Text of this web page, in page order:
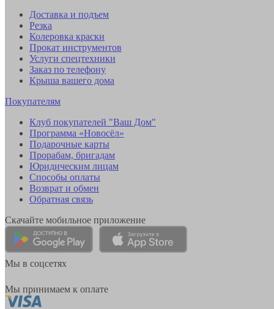
Доставка и подъем
Резка
Колеровка краски
Прокат инструментов
Услуги спецтехники
Заказ по телефону
Крыша вашего дома
Покупателям
Клуб покупателей "Ваш Дом"
Программа «Новосёл»
Подарочные карты
Прорабам, бригадам
Юридическим лицам
Способы оплаты
Возврат и обмен
Обратная связь
Скачайте мобильное приложение
Мы в соцсетях
Мы принимаем к оплате